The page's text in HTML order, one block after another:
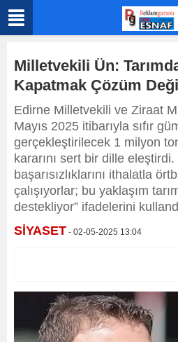
Milletvekili Ün:
Kapatmak Çözüm
Edirne Milletvekili ve Ziraat
Mayıs 2025 itibarıyla sıfır
gerçekleştirilecek 1 milyon
kararını sert bir dille
başarısızlıklarını ithalatla
çalışıyorlar; bu yaklaşım
destekliyor” ifadelerini
SİYASET - 02-05-2025 13:04